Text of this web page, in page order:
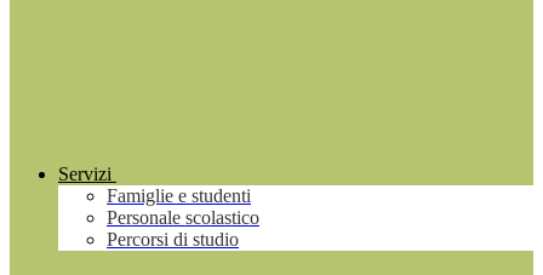
Servizi
Famiglie e studenti
Personale scolastico
Percorsi di studio